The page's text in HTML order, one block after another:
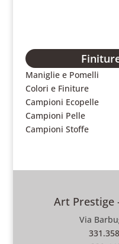
Maniglie e Pomelli
Colori e Finiture
Campioni Ecopelle
Campioni Pelle
Campioni Stoffe
Art Prestige
Via